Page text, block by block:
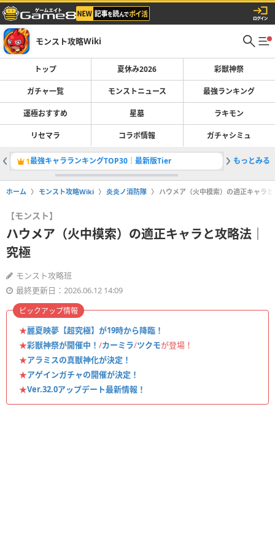
モンスト攻略Wiki
トップ 夏休み2026 彩獣神祭
ガチャ一覧 モンストニュース 最強ランキング
運極おすすめ 星墓 ラキモン
リセマラ コラボ情報 ガチャシミュ
1最強キャラランキングTOP30｜最新版Tier 2彩獣神
もっとみる
ホーム モンスト攻略Wiki 炎炎ノ消防隊 ハウメア（火中模索）の適正キャラ
【モンスト】
ハウメア（火中模索）の適正キャラと攻略法｜
究極
モンスト攻略班
最終更新日：2026.06.12 14:09
★麗夏映夢【超究極】が19時から降臨！
★彩獣神祭が開催中！ /カーミラ/ツクモが登場！
★アラミスの真獣神化が決定！
★アゲインガチャの開催が決定！
★Ver.32.0アップデート最新情報！
ピックアップ情報